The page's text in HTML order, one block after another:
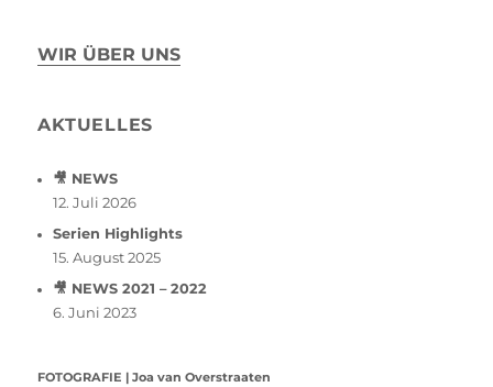
WIR ÜBER UNS
AKTUELLES
🎥 NEWS
12. Juli 2026
Serien Highlights
15. August 2025
🎥 NEWS 2021 – 2022
6. Juni 2023
FOTOGRAFIE | Joa van Overstraaten